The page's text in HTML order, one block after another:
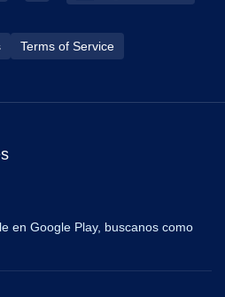
Terms of Service
en Google Play, buscanos como